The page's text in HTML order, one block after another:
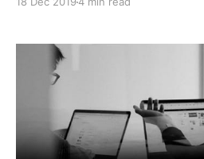
декілька пікселів, а іноді і
все вручну дуже незручно
проблеми. Після блокування